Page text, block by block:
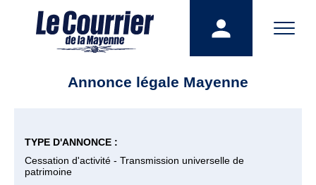
Annonce légale Mayenne
TYPE D'ANNONCE :
Cessation d'activité - Transmission universelle de
patrimoine